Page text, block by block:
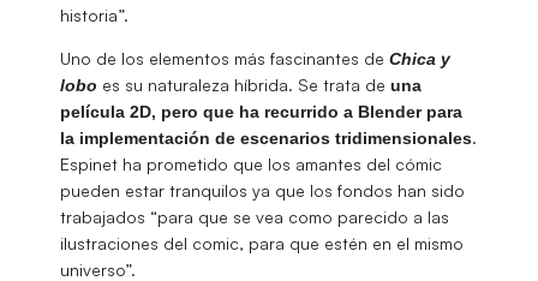
historia”.
Uno de los elementos más fascinantes de Chica y
lobo es su naturaleza híbrida. Se trata de una
película 2D, pero que ha recurrido a Blender para
la implementación de escenarios tridimensionales.
Espinet ha prometido que los amantes del cómic
pueden estar tranquilos ya que los fondos han sido
trabajados “para que se vea como parecido a las
ilustraciones del comic, para que estén en el mismo
universo”.